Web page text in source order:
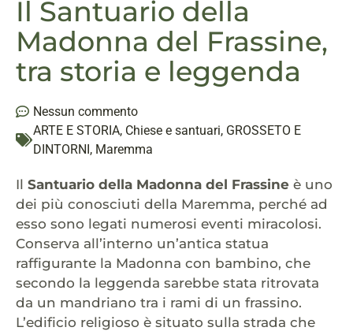
Il Santuario della
Madonna del Frassine,
tra storia e leggenda
Nessun commento
ARTE E STORIA, Chiese e santuari, GROSSETO E
DINTORNI, Maremma
Il Santuario della Madonna del Frassine è uno
dei più conosciuti della Maremma, perché ad
esso sono legati numerosi eventi miracolosi.
Conserva all’interno un’antica statua
raffigurante la Madonna con bambino, che
secondo la leggenda sarebbe stata ritrovata
da un mandriano tra i rami di un frassino.
L’edificio religioso è situato sulla strada che